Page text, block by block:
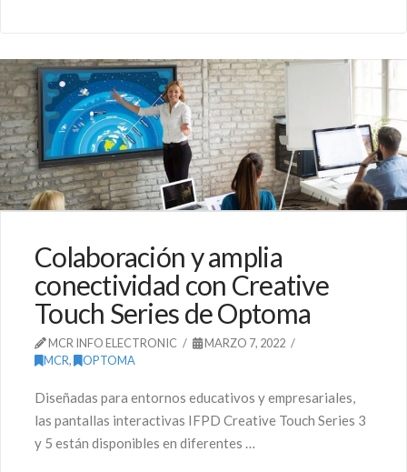
Colaboración y amplia
conectividad con Creative
Touch Series de Optoma
MCR INFO ELECTRONIC
MARZO 7, 2022
MCR, OPTOMA
Diseñadas para entornos educativos y empresariales,
las pantallas interactivas IFPD Creative Touch Series 3
y 5 están disponibles en diferentes …